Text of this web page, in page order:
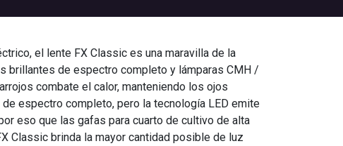
el lente FX Classic es una maravilla de la
brillantes de espectro completo y lámparas CMH /
combate el calor, manteniendo los ojos
espectro completo, pero la tecnología LED emite
eso que las gafas para cuarto de cultivo de alta
Classic brinda la mayor cantidad posible de luz